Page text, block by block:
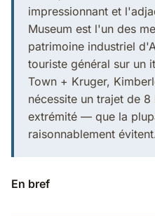
impressionnant et
Museum est l'un des
patrimoine industriel
touriste général sur un
Town + Kruger,
nécessite un trajet de
extrémité — que la
raisonnablement
En bref